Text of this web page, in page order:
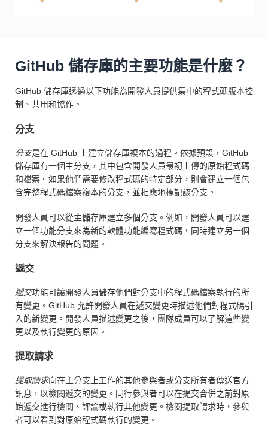
GitHub 儲存庫的主要功能是什麼？
GitHub 儲存庫透過以下功能為開發人員提供集中的程式碼版本控
制、共用和協作。
分支
分支是在 GitHub 上建立儲存庫複本的過程。依據預設，GitHub
儲存庫有一個主分支，其中包含開發人員最初上傳的原始程式碼
和檔案。如果他們需要修改程式碼的特定部分，則會建立一個包
含完整程式碼檔案複本的分支，並相應地標記該分支。
開發人員可以從主儲存庫建立多個分支。例如，開發人員可以建
立一個功能分支來為新的軟體功能編寫程式碼，同時建立另一個
分支來解決報告的問題。
遞交
遞交功能可讓開發人員儲存他們對分支中的程式碼檔案執行的所
有變更。GitHub 允許開發人員在遞交變更時描述他們對程式碼引
入的新變更。開發人員描述變更之後，團隊成員可以了解這些變
更以及執行變更的原因。
提取請求
提取請求向在主分支上工作的其他參與者或分支所有者傳送官方
訊息，以檢閱遞交的變更。同行參與者可以在提交合併之前對原
始遞交進行檢閱、評論或執行其他變更。檢閱提取請求時，參與
者可以看到對原始程式碼執行的變更。